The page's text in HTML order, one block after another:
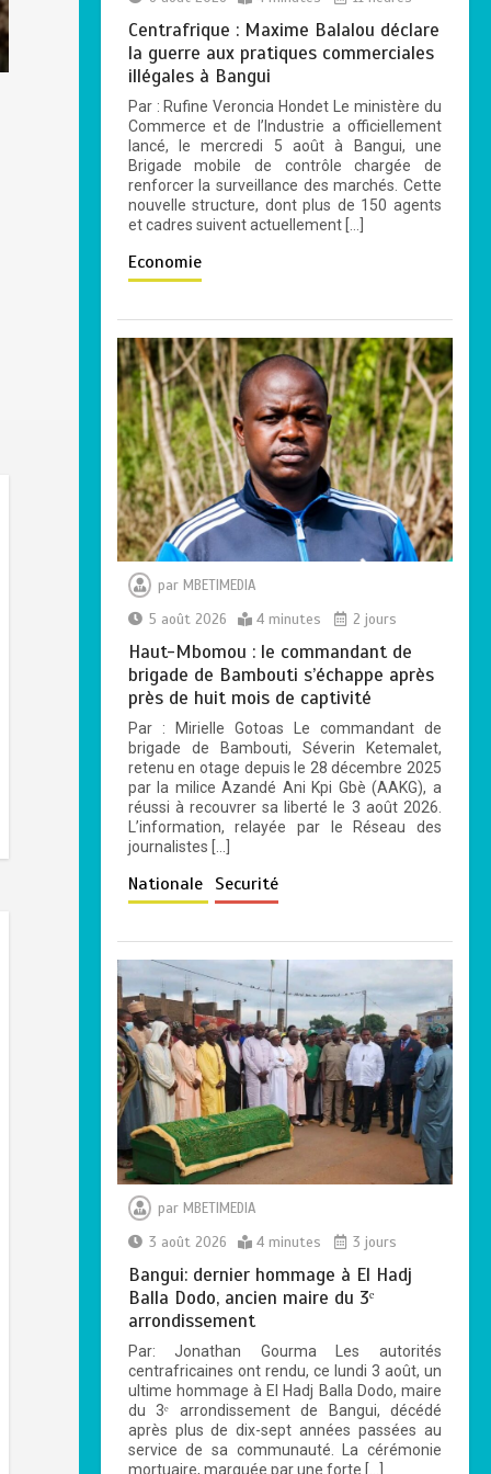
Bangui: dernier
hommage à El Hadj
Balla Dodo, ancien
maire du 3ᵉ
arrondissement
0 4 minutes
Centrafrique : Maxime Balalou déclare
la guerre aux pratiques commerciales
illégales à Bangui
Par : Rufine Veroncia Hondet Le ministère du
Commerce et de l’Industrie a officiellement
lancé, le mercredi 5 août​ à Bangui, une
Brigade mobile de contrôle chargée de
renforcer la surveillance des marchés. Cette
nouvelle structure, dont plus de 150 agents
et cadres suivent actuellement […]
Economie
par MBETIMEDIA
5 août 2026
4 minutes 2 jours
Haut-Mbomou : le commandant de
brigade de Bambouti s’échappe après
près de huit mois de captivité
Par : Mirielle Gotoas Le commandant de
brigade de Bambouti, Séverin Ketemalet,
retenu en otage depuis le 28 décembre 2025
par la milice Azandé Ani Kpi Gbè (AAKG), a
réussi à recouvrer sa liberté le 3 août 2026.
L’information, relayée par le Réseau des
journalistes […]
Nationale Securité
par MBETIMEDIA
3 août 2026
4 minutes 3 jours
Bangui: dernier hommage à El Hadj
Balla Dodo, ancien maire du 3ᵉ
arrondissement
Par: Jonathan Gourma Les autorités
centrafricaines ont rendu, ce lundi 3 août, un
ultime hommage à El Hadj Balla Dodo, maire
du 3ᵉ arrondissement de Bangui, décédé
après plus de dix-sept années passées au
service de sa communauté. La cérémonie
mortuaire, marquée par une forte […]